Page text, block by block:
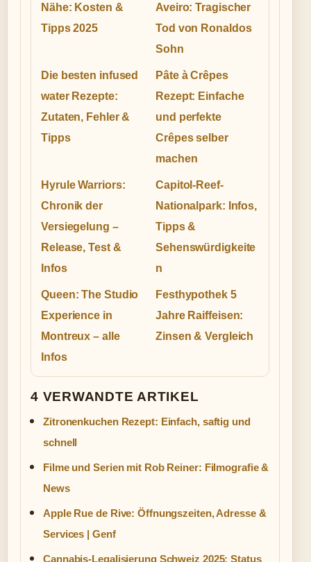
Nähe: Kosten &
Tipps 2025
Aveiro: Tragischer
Tod von Ronaldos
Sohn
Die besten infused
water Rezepte:
Zutaten, Fehler &
Tipps
Pâte à Crêpes
Rezept: Einfache
und perfekte
Crêpes selber
machen
Hyrule Warriors:
Chronik der
Versiegelung –
Release, Test &
Infos
Capitol-Reef-
Nationalpark: Infos,
Tipps &
Sehenswürdigkeite
n
Queen: The Studio
Experience in
Montreux – alle
Infos
Festhypothek 5
Jahre Raiffeisen:
Zinsen & Vergleich
4 VERWANDTE ARTIKEL
Zitronenkuchen Rezept: Einfach, saftig und
schnell
Filme und Serien mit Rob Reiner: Filmografie &
News
Apple Rue de Rive: Öffnungszeiten, Adresse &
Services | Genf
Cannabis-Legalisierung Schweiz 2025: Status